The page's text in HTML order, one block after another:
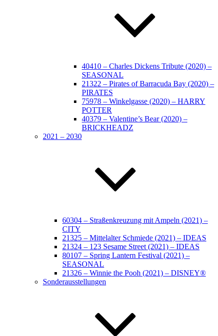
40410 – Charles Dickens Tribute (2020) –
SEASONAL
21322 – Pirates of Barracuda Bay (2020) –
PIRATES
75978 – Winkelgasse (2020) – HARRY
POTTER
40379 – Valentine’s Bear (2020) –
BRICKHEADZ
2021 – 2030
60304 – Straßenkreuzung mit Ampeln (2021) –
CITY
21325 – Mittelalter Schmiede (2021) – IDEAS
21324 – 123 Sesame Street (2021) – IDEAS
80107 – Spring Lantern Festival (2021) –
SEASONAL
21326 – Winnie the Pooh (2021) – DISNEY®
Sonderausstellungen